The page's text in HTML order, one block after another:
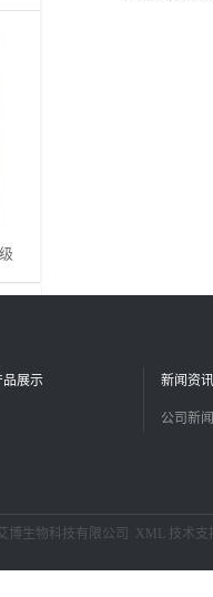
品展示 新闻资讯
公司新闻
博生物科技有限公司 XML 技术支